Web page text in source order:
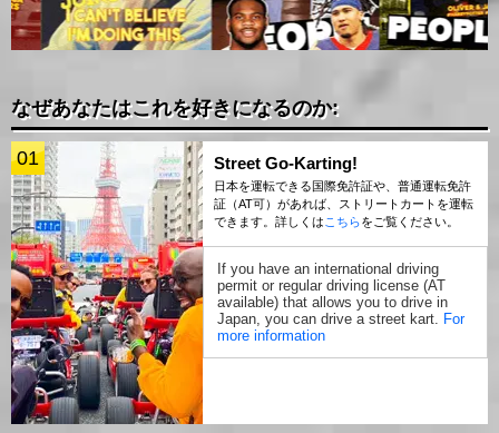
なぜあなたはこれを好きになるのか:
01 Street Go-Karting!
日本を運転できる国際免許証や、普通運転免許
証（AT可）があれば、ストリートカートを運転
できます。詳しくは こちらをご覧ください。
If you have an international driving
permit or regular driving license (AT
available) that allows you to drive in
Japan, you can drive a street kart. For
more information